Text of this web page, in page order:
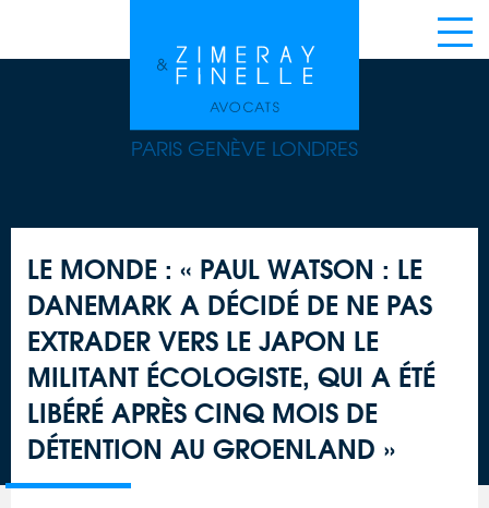
PARIS GENÈVE LONDRES
LE MONDE : « PAUL WATSON : LE
DANEMARK A DÉCIDÉ DE NE PAS
EXTRADER VERS LE JAPON LE
MILITANT ÉCOLOGISTE, QUI A ÉTÉ
LIBÉRÉ APRÈS CINQ MOIS DE
DÉTENTION AU GROENLAND »